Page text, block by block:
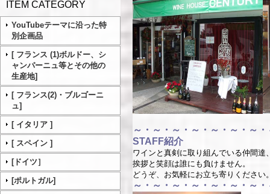
ITEM CATEGORY
YouTubeテーマに沿った特
別企画品
[ フランス (1)ボルドー、シ
ャンパーニュ等とその他の
生産地]
[ フランス(2)・ブルゴーニ
ュ]
[ イタリア ]
[ スペイン ]
[ドイツ］
[ポルトガル]
～・～・～・～・～・～・～
STA FF紹介
ワインと真剣に取り組んでいる仲間
挨拶と笑顔は誰にも負けません。
どうぞ、お気軽にお立ち寄りください
～・～・～・～・～・～・～